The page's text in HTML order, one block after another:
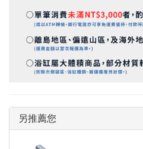
另推薦您